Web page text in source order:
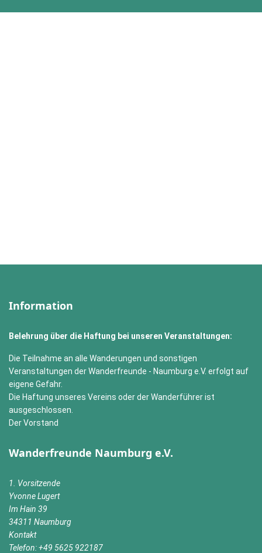
Information
Belehrung über die Haftung bei unseren Veranstaltungen:
Die Teilnahme an alle Wanderungen und sonstigen
Veranstaltungen der Wanderfreunde - Naumburg e.V. erfolgt auf
eigene Gefahr.
Die Haftung unseres Vereins oder der Wanderführer ist
ausgeschlossen.
Der Vorstand
Wanderfreunde Naumburg e.V.
1. Vorsitzende
Yvonne Lugert
Im Hain 39
34311 Naumburg
Kontakt
Telefon: +49 5625 922187